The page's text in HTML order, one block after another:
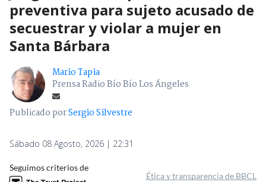
preventiva para sujeto acusado de
secuestrar y violar a mujer en
Santa Bárbara
Mario Tapia
Prensa Radio Bío Bío Los Ángeles
Publicado porSergio Silvestre
Sábado 08 Agosto, 2026 | 22:31
Seguimos criterios de
Ética y transparencia de BBCL